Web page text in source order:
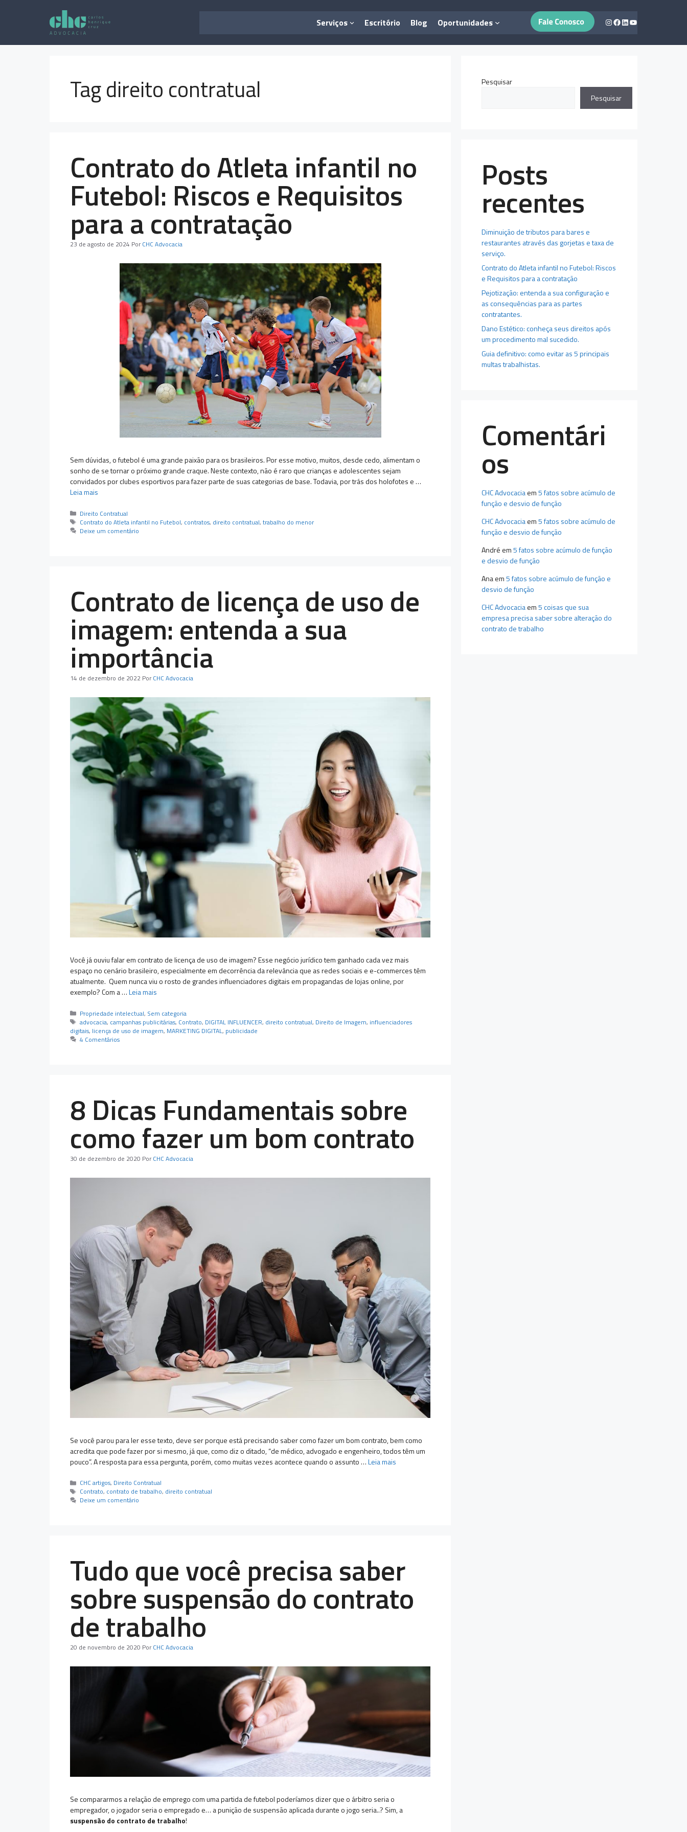
Serviços Escritório Blog Oportunidades Instagram
Facebook
LinkedIn
Youtube
Tag direito contratual
Contrato do Atleta infantil no
Futebol: Riscos e Requisitos
para a contratação
23 de agosto de 2024 Por CHC Advocacia
Sem dúvidas, o futebol é uma grande paixão para os brasileiros. Por esse motivo, muitos, desde cedo, alimentam o
sonho de se tornar o próximo grande craque. Neste contexto, não é raro que crianças e adolescentes sejam
convidados por clubes esportivos para fazer parte de suas categorias de base. Todavia, por trás dos holofotes e …
Leia mais
Categorias
Direito Contratual
Tags
Contrato do Atleta infantil no Futebol, contratos, direito contratual,trabalho do menor
Deixe um comentário
Contrato de licença de uso de
imagem: entenda a sua
importância
14 de dezembro de 2022 Por CHC Advocacia
Você já ouviu falar em contrato de licença de uso de imagem? Esse negócio jurídico tem ganhado cada vez mais
espaço no cenário brasileiro, especialmente em decorrência da relevância que as redes sociais e e-commerces têm
atualmente. Quem nunca viu o rosto de grandes influenciadores digitais em propagandas de lojas online, por
exemplo? Com a …Leia mais
Categorias
Propriedade intelectual, Sem categoria
Tags
advocacia, campanhas publicitárias, Contrato, DIGITAL INFLUENCER, direito contratual, Direito de Imagem, influenciadores
digitais, licença de uso de imagem, MARKETING DIGITAL, publicidade
4 Comentários
8 Dicas Fundamentais sobre
como fazer um bom contrato
30 de dezembro de 2020 Por CHC Advocacia
Se você parou para ler esse texto, deve ser porque está precisando saber como fazer um bom contrato, bem como
acredita que pode fazer por si mesmo, já que, como diz o ditado, “de médico, advogado e engenheiro, todos têm um
pouco”. A resposta para essa pergunta, porém, como muitas vezes acontece quando o assunto …Leia mais
Categorias
CHC artigos, Direito Contratual
Tags
Contrato, contrato de trabalho, direito contratual
Deixe um comentário
Tudo que você precisa saber
sobre suspensão do contrato
de trabalho
20 de novembro de 2020 Por CHC Advocacia
Se compararmos a relação de emprego com uma partida de futebol poderíamos dizer que o árbitro seria o
empregador, o jogador seria o empregado e… a punição de suspensão aplicada durante o jogo seria..? Sim, a
suspensão do contrato de trabalho!
Pesquisar
Pesquisar
Posts
recentes
Diminuição de tributos para bares e
restaurantes através das gorjetas e taxa de
serviço.
Contrato do Atleta infantil no Futebol: Riscos
e Requisitos para a contratação
Pejotização: entenda a sua configuração e
as consequências para as partes
contratantes.
Dano Estético: conheça seus direitos após
um procedimento mal sucedido.
Guia definitivo: como evitar as 5 principais
multas trabalhistas.
Comentári
os
CHC Advocaciaem5 fatos sobre acúmulo de
função e desvio de função
CHC Advocaciaem5 fatos sobre acúmulo de
função e desvio de função
André em5 fatos sobre acúmulo de função
e desvio de função
Anaem5 fatos sobre acúmulo de função e
desvio de função
CHC Advocaciaem5 coisas que sua
empresa precisa saber sobre alteração do
contrato de trabalho